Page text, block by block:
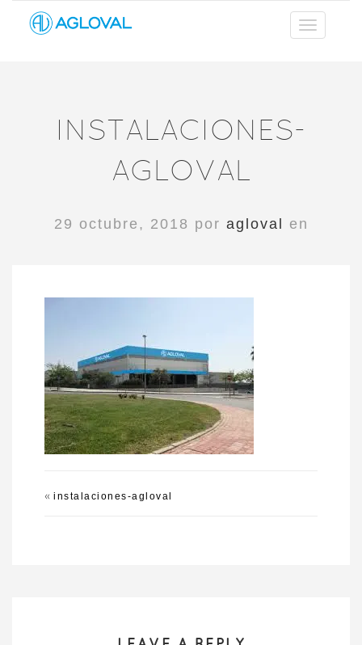
INSTALACIONES-
AGLOVAL
29 octubre, 2018 por agloval en
« instalaciones-agloval